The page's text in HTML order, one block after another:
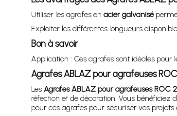
Utiliser les agrafes en acier galvanisé
Exploiter les différentes longueurs
Bon à savoir
Application : Ces agrafes sont idéales pour
Agrafes ABLAZ pour agrafeuses
Les Agrafes ABLAZ pour agrafeuses ROC
réfection et de décoration. Vous bénéficiez
pour ces agrafes pour sécuriser vos